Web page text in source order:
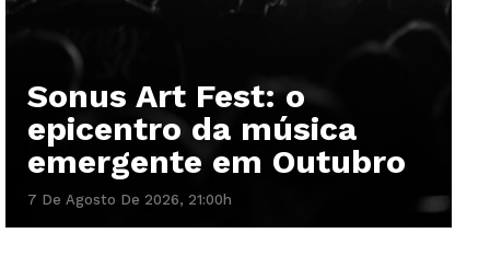
Sonus Art Fest: o
epicentro da música
emergente em Outubro
7 De Agosto De 2026, 21:00h